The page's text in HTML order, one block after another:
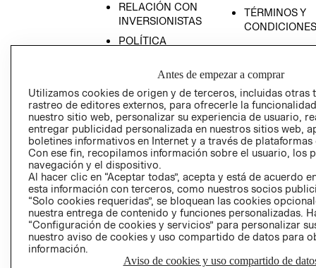
RELACIÓN CON
INVERSIONISTAS
POLÍTICA
TÉRMINOS Y
CONDICIONES
AVISO DE
PRIVACIDAD
GIFT CARD
AVISO DE
Antes de empezar a comprar
Utilizamos cookies de origen y de terceros, incluidas otras
rastreo de editores externos, para ofrecerle la
nuestro sitio web, personalizar su experiencia de usuario,
entregar publicidad personalizada en nuestros sitios web,
boletines informativos en Internet y a través de plataformas
Con ese fin, recopilamos información sobre el usuario, los
navegación y el dispositivo.
Al hacer clic en “Aceptar todas”, acepta y está de acuerdo
esta información con terceros, como nuestros socios
“Solo cookies requeridas”, se bloquean las cookies
nuestra entrega de contenido y funciones personalizadas.
“Configuración de cookies y servicios” para personalizar
nuestro aviso de cookies y uso compartido de datos para
información.
Aviso de cookies y uso compartido de